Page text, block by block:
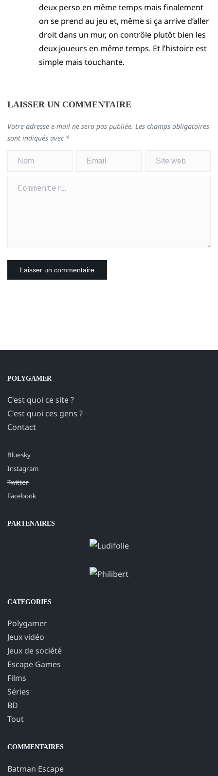
deux perso en même temps mais finalement
on se prend au jeu et, même si ça arrive d’aller
droit dans un mur, on contrôle plutôt bien les
deux joueurs en même temps. Et l’histoire est
simple mais touchante.
LAISSER UN COMMENTAIRE
Votre adresse e-mail ne sera pas publiée. Les champs obligatoires
sont indiqués avec *
POLYGAMER
C'est quoi ce site ?
C'est quoi ces gens ?
Contact
Bluesky
Instagram
Twitter
Facebook
PARTENAIRES
CATEGORIES
Polygamer
Jeux vidéo
Jeux de société
Escape Games
Films
Séries
BD
Tout
COMMENTAIRES
Batman Escape